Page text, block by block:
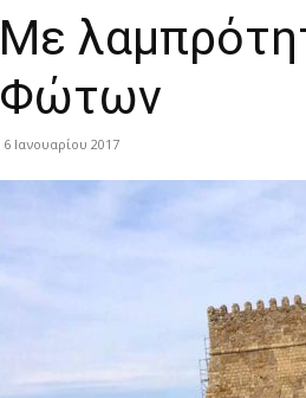
Με
Φώτων
6 Ιανουαρίου 2017